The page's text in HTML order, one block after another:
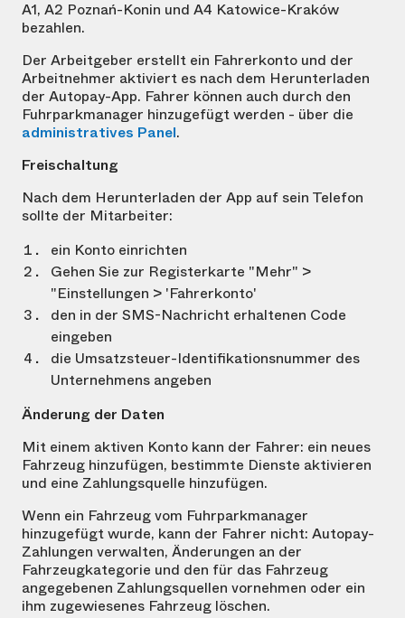
A1, A2 Poznań-Konin und A4 Katowice-Kraków
bezahlen.
Der Arbeitgeber erstellt ein Fahrerkonto und der
Arbeitnehmer aktiviert es nach dem Herunterladen
der Autopay-App. Fahrer können auch durch den
Fuhrparkmanager hinzugefügt werden - über die
administratives Panel.
Freischaltung
Nach dem Herunterladen der App auf sein Telefon
sollte der Mitarbeiter:
ein Konto einrichten
Gehen Sie zur Registerkarte "Mehr" >
"Einstellungen > 'Fahrerkonto'
den in der SMS-Nachricht erhaltenen Code
eingeben
die Umsatzsteuer-Identifikationsnummer des
Unternehmens angeben
Änderung der Daten
Mit einem aktiven Konto kann der Fahrer: ein neues
Fahrzeug hinzufügen, bestimmte Dienste aktivieren
und eine Zahlungsquelle hinzufügen.
Wenn ein Fahrzeug vom Fuhrparkmanager
hinzugefügt wurde, kann der Fahrer nicht: Autopay-
Zahlungen verwalten, Änderungen an der
Fahrzeugkategorie und den für das Fahrzeug
angegebenen Zahlungsquellen vornehmen oder ein
ihm zugewiesenes Fahrzeug löschen.